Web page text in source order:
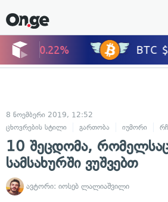
8 ნოემბერი 2019, 12:52
ცხოვრების სტილი
გართობა იუმორი
10 შეცდომა,
სამსახურში ვუშვებთ
ავტორი: იოსებ ლალიაშვილი